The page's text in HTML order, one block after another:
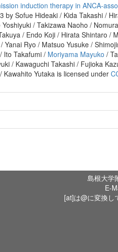
induction therapy in ANCA-
by Sofue Hideaki / Kida Takashi /
/ Takizawa Naoho /
/ Endo Koji / Hirata Shintaro /
Yanai Ryo / Matsuo Yusuke /
Ito Takafumi / Moriyama Mayuko /
/ Kawaguchi Takashi / Fujioka
Kawahito Yutaka is licensed under
島根大学
E-
[at]は@に変換し